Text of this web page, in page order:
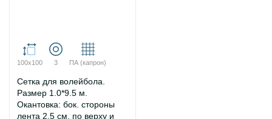
100х100 3 ПА (капрон)
Сетка для волейбола.
Размер 1.0*9.5 м.
Окантовка: бок. стороны
лента 2,5 см, по верху и